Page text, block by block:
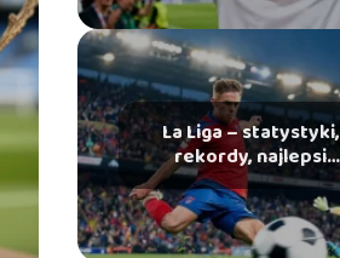
La Liga – statystyki,
rekordy, najlepsi
strzelcy